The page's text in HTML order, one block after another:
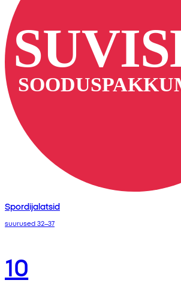
Spordijalatsid
suurused 32–37
10